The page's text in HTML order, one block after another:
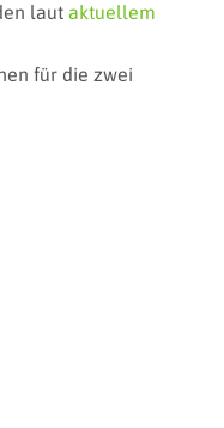
laut aktuellem
für die zwei